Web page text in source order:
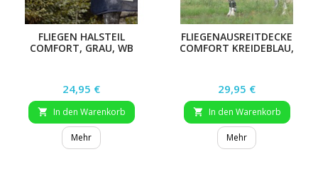
FLIEGEN HALSTEIL
COMFORT, GRAU, WB
Preis
24,95 €
 In den Warenkorb
Mehr
FLIEGENAUSREITDECKE
COMFORT KREIDEBLAU,
Preis
29,95 €
 In den Warenkorb
Mehr